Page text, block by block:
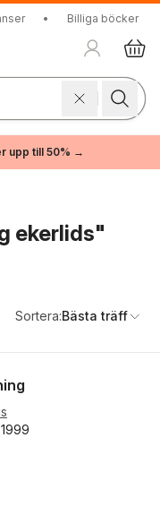
• Billiga böcker
upp till 50% →
ekerlids"
Sortera:Bästa träff
antal röster: